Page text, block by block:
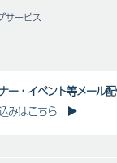
サービス
ー・イベント等メール
みはこちら